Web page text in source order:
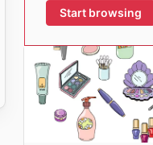
Start browsing